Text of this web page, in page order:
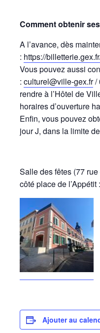
Comment obtenir
A l’avance, dès
: https://
Vous pouvez aussi
: culturel@ville-gex.fr/
rendre à l’Hôtel de
horaires d’ouverture
Enfin, vous pouvez
jour J, dans la limite
Salle des fêtes (77
côté place de l’Appétit :
Ajouter au